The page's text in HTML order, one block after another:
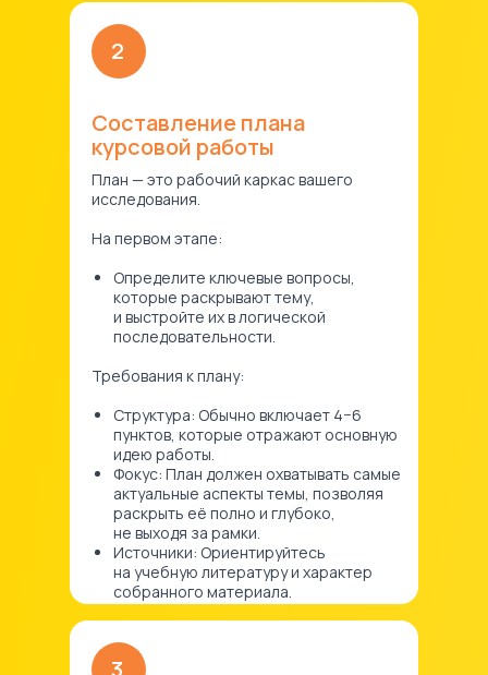
3
План — это рабочий каркас вашего
исследования.
На первом этапе:
Определите ключевые вопросы,
которые раскрывают тему,
и выстройте их в логической
последовательности.
Требования к плану:
Структура: Обычно включает 4−6
пунктов, которые отражают основную
идею работы.
Фокус: План должен охватывать самые
актуальные аспекты темы, позволяя
раскрыть её полно и глубоко,
не выходя за рамки.
Источники: Ориентируйтесь
на учебную литературу и характер
собранного материала.
Составление плана
курсовой работы
2